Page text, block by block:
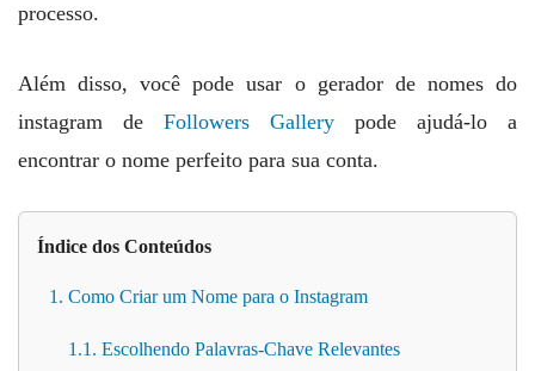
processo.
Além disso, você pode usar o gerador de nomes do
instagram de Followers Gallery pode ajudá-lo a
encontrar o nome perfeito para sua conta.
Índice dos Conteúdos
1. Como Criar um Nome para o Instagram
1.1. Escolhendo Palavras-Chave Relevantes